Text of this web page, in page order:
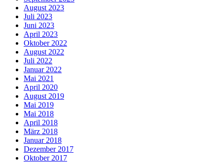
August 2023
Juli 2023
Juni 2023
April 2023
Oktober 2022
August 2022
Juli 2022
Januar 2022
Mai 2021
April 2020
August 2019
Mai 2019
Mai 2018
April 2018
März 2018
Januar 2018
Dezember 2017
Oktober 2017